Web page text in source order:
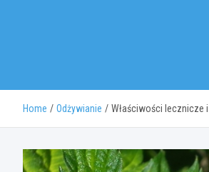
Home Odżywianie Właściwości lecznicze